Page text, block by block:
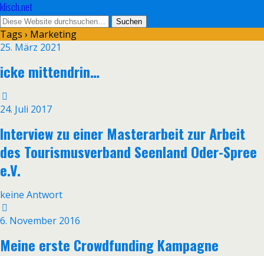
klisch.net
Tags › Marketing
25. März 2021
icke mittendrin…
24. Juli 2017
Interview zu einer Masterarbeit zur Arbeit
des Tourismusverband Seenland Oder-Spree
e.V.
keine Antwort
6. November 2016
Meine erste Crowdfunding Kampagne